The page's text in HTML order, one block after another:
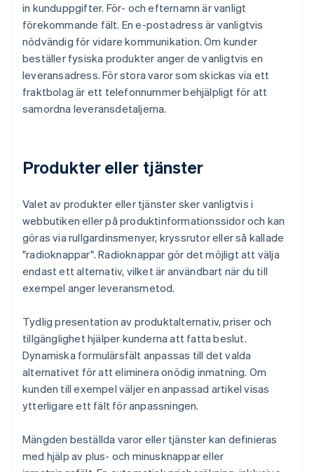
in kunduppgifter. För- och efternamn är vanligt
förekommande fält. En e-postadress är vanligtvis
nödvändig för vidare kommunikation. Om kunder
beställer fysiska produkter anger de vanligtvis en
leveransadress. För stora varor som skickas via ett
fraktbolag är ett telefonnummer behjälpligt för att
samordna leveransdetaljerna.
Produkter eller tjänster
Valet av produkter eller tjänster sker vanligtvis i
webbutiken eller på produktinformationssidor och kan
göras via rullgardinsmenyer, kryssrutor eller så kallade
"radioknappar". Radioknappar gör det möjligt att välja
endast ett alternativ, vilket är användbart när du till
exempel anger leveransmetod.
Tydlig presentation av produktalternativ, priser och
tillgänglighet hjälper kunderna att fatta beslut.
Dynamiska formulärsfält anpassas till det valda
alternativet för att eliminera onödig inmatning. Om
kunden till exempel väljer en anpassad artikel visas
ytterligare ett fält för anpassningen.
Mängden beställda varor eller tjänster kan definieras
med hjälp av plus- och minusknappar eller